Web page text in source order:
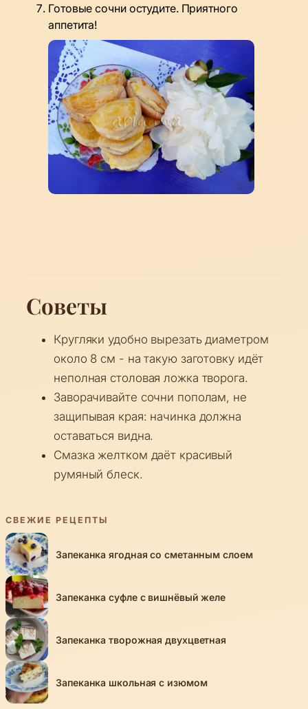
Готовые сочни остудите. Приятного
аппетита!
Советы
Кругляки удобно вырезать диаметром
около 8 см - на такую заготовку идёт
неполная столовая ложка творога.
Заворачивайте сочни пополам, не
защипывая края: начинка должна
оставаться видна.
Смазка желтком даёт красивый
румяный блеск.
СВЕЖИЕ РЕЦЕПТЫ
Запеканка ягодная со сметанным слоем
Запеканка суфле с вишнёвый желе
Запеканка творожная двухцветная
Запеканка школьная с изюмом